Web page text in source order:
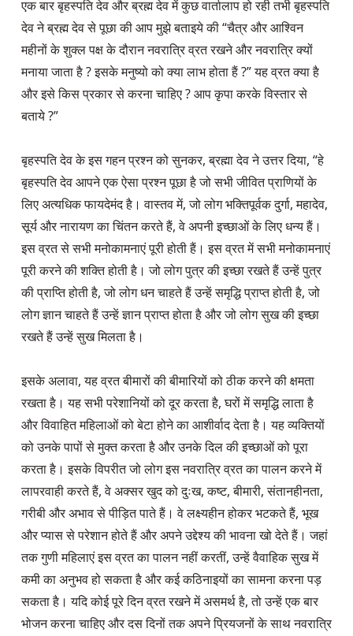
एक बार बृहस्पति देव और ब्रह्म देव में कुछ वार्तालाप हो रही तभी बृहस्पति
देव ने ब्रह्म देव से पूछा की आप मुझे बताइये की “चैत्र और आश्विन
महीनों के शुक्ल पक्ष के दौरान नवरात्रि व्रत रखने और नवरात्रि क्यों
मनाया जाता है ? इसके मनुष्यो को क्या लाभ होता हैं ?” यह व्रत क्या है
और इसे किस प्रकार से करना चाहिए ? आप कृपा करके विस्तार से
बताये ?”
बृहस्पति देव के इस गहन प्रश्न को सुनकर, ब्रह्मा देव ने उत्तर दिया, “हे
बृहस्पति देव आपने एक ऐसा प्रश्न पूछा है जो सभी जीवित प्राणियों के
लिए अत्यधिक फायदेमंद है। वास्तव में, जो लोग भक्तिपूर्वक दुर्गा, महादेव,
सूर्य और नारायण का चिंतन करते हैं, वे अपनी इच्छाओं के लिए धन्य हैं।
इस व्रत से सभी मनोकामनाएं पूरी होती हैं। इस व्रत में सभी मनोकामनाएं
पूरी करने की शक्ति होती है। जो लोग पुत्र की इच्छा रखते हैं उन्हें पुत्र
की प्राप्ति होती है, जो लोग धन चाहते हैं उन्हें समृद्धि प्राप्त होती है, जो
लोग ज्ञान चाहते हैं उन्हें ज्ञान प्राप्त होता है और जो लोग सुख की इच्छा
रखते हैं उन्हें सुख मिलता है।
इसके अलावा, यह व्रत बीमारों की बीमारियों को ठीक करने की क्षमता
रखता है। यह सभी परेशानियों को दूर करता है, घरों में समृद्धि लाता है
और विवाहित महिलाओं को बेटा होने का आशीर्वाद देता है। यह व्यक्तियों
को उनके पापों से मुक्त करता है और उनके दिल की इच्छाओं को पूरा
करता है। इसके विपरीत जो लोग इस नवरात्रि व्रत का पालन करने में
लापरवाही करते हैं, वे अक्सर खुद को दुःख, कष्ट, बीमारी, संतानहीनता,
गरीबी और अभाव से पीड़ित पाते हैं। वे लक्ष्यहीन होकर भटकते हैं, भूख
और प्यास से परेशान होते हैं और अपने उद्देश्य की भावना खो देते हैं। जहां
तक गुणी महिलाएं इस व्रत का पालन नहीं करतीं, उन्हें वैवाहिक सुख में
कमी का अनुभव हो सकता है और कई कठिनाइयों का सामना करना पड़
सकता है। यदि कोई पूरे दिन व्रत रखने में असमर्थ है, तो उन्हें एक बार
भोजन करना चाहिए और दस दिनों तक अपने प्रियजनों के साथ नवरात्रि